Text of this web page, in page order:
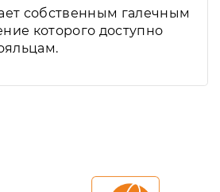
собственным галечным
которого доступно